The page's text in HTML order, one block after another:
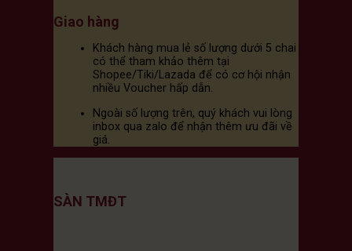
Giao hàng
Khách hàng mua lẻ số lượng dưới 5 chai
có thể tham khảo thêm tại
Shopee/Tiki/Lazada để có cơ hội nhận
nhiều Voucher hấp dẫn.
Ngoài số lượng trên, quý khách vui lòng
inbox qua zalo để nhận thêm ưu đãi về
giá.
SÀN TMĐT